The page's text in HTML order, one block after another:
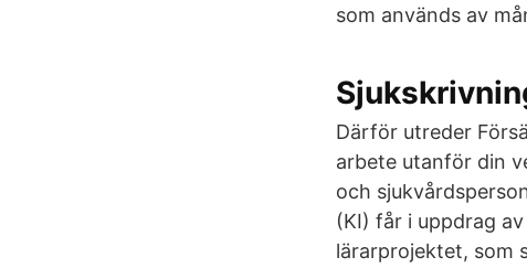
som används av
Därför utreder
arbete utanför din
och
(KI) får i uppdrag
lärarprojektet, som